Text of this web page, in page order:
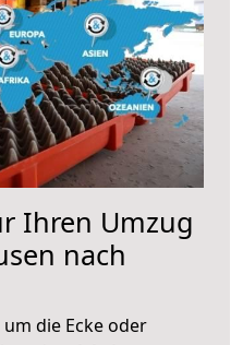
Ihren Umzug
nach
die Ecke oder